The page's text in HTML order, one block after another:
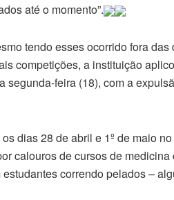
até o momento”.
tendo esses ocorrido fora
competições, a instituição
segunda-feira (18), com a
dias 28 de abril e 1º de maio
calouros de cursos de
correndo pelados –